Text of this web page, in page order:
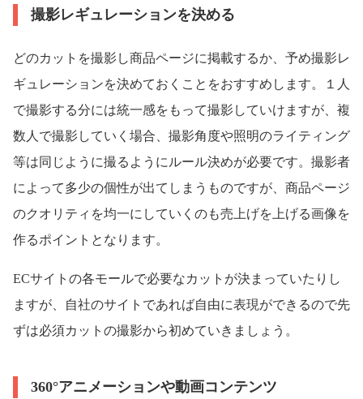
撮影レギュレーションを決める
どのカットを撮影し商品ページに掲載するか、予め撮影レ
ギュレーションを決めておくことをおすすめします。１人
で撮影する分には統一感をもって撮影していけますが、複
数人で撮影していく場合、撮影角度や照明のライティング
等は同じように撮るようにルール決めが必要です。撮影者
によって多少の個性が出てしまうものですが、商品ページ
のクオリティを均一にしていくのも売上げを上げる画像を
作るポイントとなります。
ECサイトの各モールで必要なカットが決まっていたりし
ますが、自社のサイトであれば自由に表現ができるので先
ずは必須カットの撮影から初めていきましょう。
360°アニメーションや動画コンテンツ